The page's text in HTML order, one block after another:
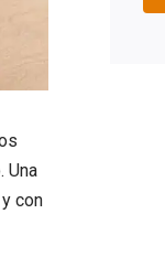
Una
con